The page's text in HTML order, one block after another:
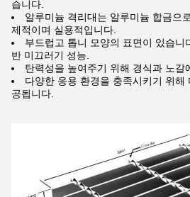
습니다.
알루미늄 격리대는 알루미늄 합금으
제적이며 실용적입니다.
부드럽고 톱니 모양의 표면이 있습니
반 미끄러기 성능.
탄력성을 높여주기 위해 경식과 노갈
다양한 응용 환경을 충족시키기 위해
공됩니다.